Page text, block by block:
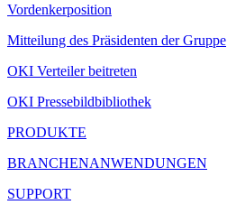
Vordenkerposition
Mitteilung des Präsidenten der Gruppe
OKI Verteiler beitreten
OKI Pressebildbibliothek
PRODUKTE
BRANCHENANWENDUNGEN
SUPPORT